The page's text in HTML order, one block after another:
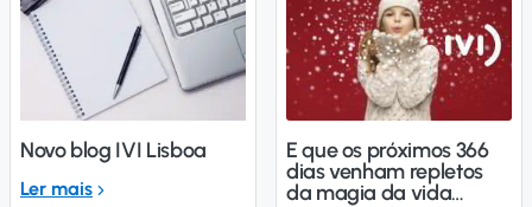
Novo blog IVI Lisboa
Ler mais
E que os próximos 366
dias venham repletos
da magia da vida…